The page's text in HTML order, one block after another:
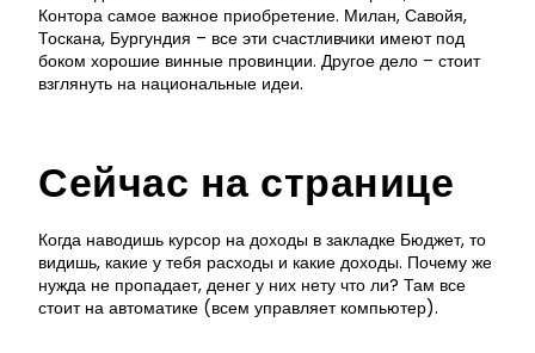
Контора самое важное приобретение. Милан, Савойя,
Тоскана, Бургундия – все эти счастливчики имеют под
боком хорошие винные провинции. Другое дело – стоит
взглянуть на национальные идеи.
Сейчас на странице
Когда наводишь курсор на доходы в закладке Бюджет, то
видишь, какие у тебя расходы и какие доходы. Почему же
нужда не пропадает, денег у них нету что ли? Там все
стоит на автоматике (всем управляет компьютер).